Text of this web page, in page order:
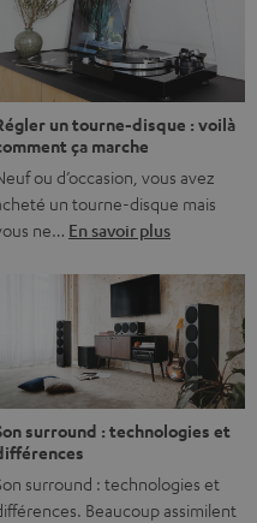
a tous vécu ça. Mais la
c’est […]
un tourne-disque : voilà
ça marche
ou d’occasion, vous avez
un tourne-disque mais
ne… En savoir plus
surround : technologies et
surround : technologies et
Beaucoup assimilent